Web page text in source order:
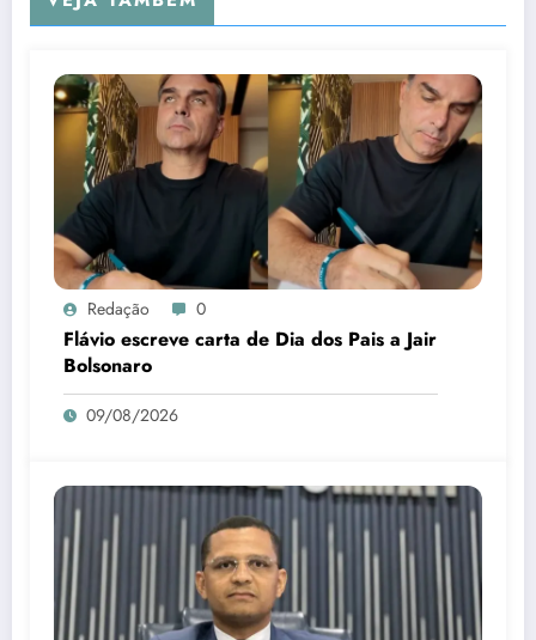
Redação 0
Flávio escreve carta de Dia dos Pais a Jair
Bolsonaro
09/08/2026